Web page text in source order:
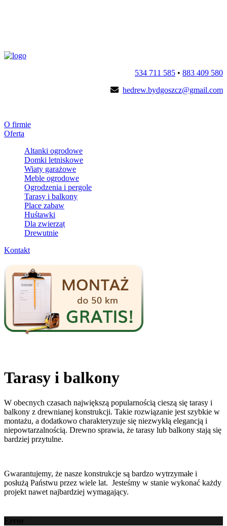
534 711 585 • 883 409 580
hedrew.bydgoszcz@gmail.com
O firmie
Oferta
Altanki ogrodowe
Domki letniskowe
Wiaty garażowe
Meble ogrodowe
Ogrodzenia i pergole
Tarasy i balkony
Place zabaw
Huśtawki
Dla zwierząt
Drewutnie
Kontakt
Tarasy i balkony
W obecnych czasach największą popularnością cieszą się tarasy i
balkony z drewnianej konstrukcji. Takie rozwiązanie jest szybkie w
montażu, a dodatkowo charakteryzuje się niezwykłą elegancją i
niepowtarzalnością. Drewno sprawia, że tarasy lub balkony stają się
bardziej przytulne.
Gwarantujemy, że nasze konstrukcje są bardzo wytrzymałe i
posłużą Państwu przez wiele lat. Jesteśmy w stanie wykonać każdy
projekt nawet najbardziej wymagający.
Error